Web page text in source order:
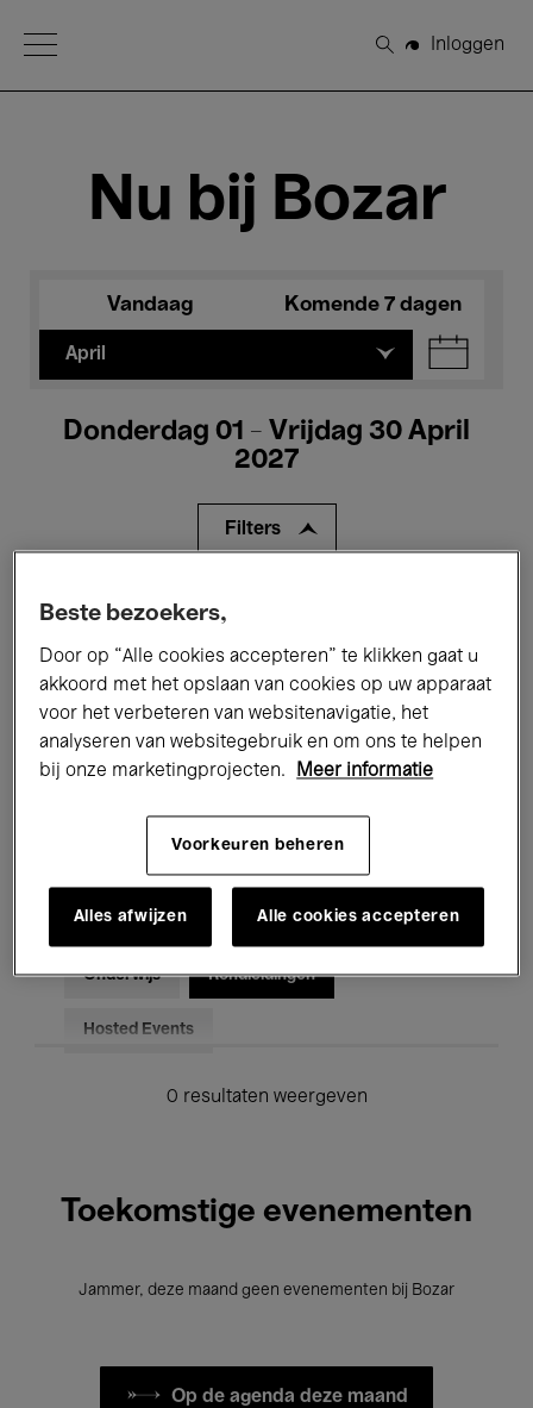
Open Menu
Zoeken
Inloggen
Nu bij Bozar
Vandaag Komende 7 dagen
April
Donderdag 01 - Vrijdag 30 April
2027
Filters
Alle evenementen
Tentoonstellingen Films
Performances Lezingen & Debatten
Jazz Klassieke Muziek Global Music
Voor iedereen Kids’ Palace
Onderwijs Rondleidingen
Hosted Events
0 resultaten weergeven
Toekomstige evenementen
Jammer, deze maand geen evenementen bij Bozar
Op de agenda deze maand
Beste bezoekers,
Door op “Alle cookies accepteren” te klikken gaat u
akkoord met het opslaan van cookies op uw apparaat
voor het verbeteren van websitenavigatie, het
analyseren van websitegebruik en om ons te helpen
bij onze marketingprojecten.
Meer informatie
Voorkeuren beheren
Alles afwijzen Alle cookies accepteren